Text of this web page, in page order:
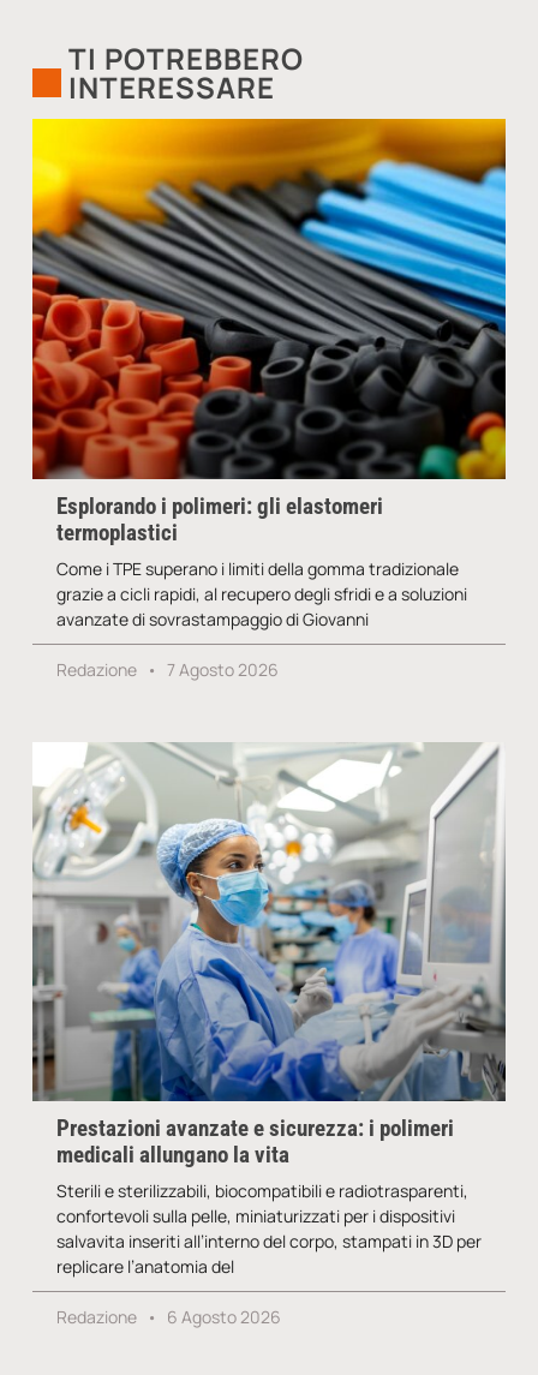
TI POTREBBERO
INTERESSARE
Esplorando i polimeri: gli elastomeri
termoplastici
Come i TPE superano i limiti della gomma tradizionale
grazie a cicli rapidi, al recupero degli sfridi e a soluzioni
avanzate di sovrastampaggio di Giovanni
Redazione 7 Agosto 2026
Prestazioni avanzate e sicurezza: i polimeri
medicali allungano la vita
Sterili e sterilizzabili, biocompatibili e radiotrasparenti,
confortevoli sulla pelle, miniaturizzati per i dispositivi
salvavita inseriti all’interno del corpo, stampati in 3D per
replicare l’anatomia del
Redazione 6 Agosto 2026